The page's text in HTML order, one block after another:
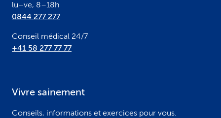
lu–ve, 8–18h
0844 277 277
Conseil médical 24/7
+41 58 277 77 77
Vivre sainement
Conseils, informations et exercices pour vous.